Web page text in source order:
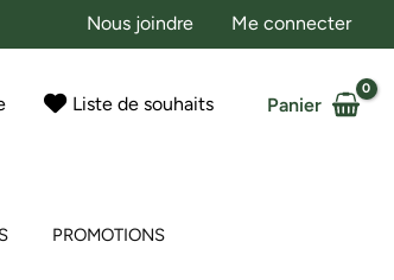
Nous joindre Me connecter
Liste de souhaits Panier
PROMOTIONS